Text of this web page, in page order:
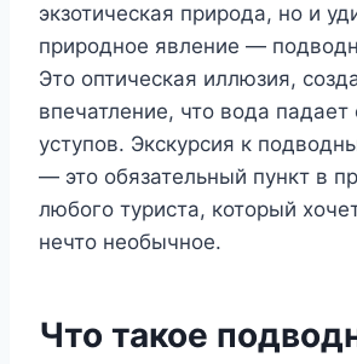
экзотическая природа, но и
природное явление —
Это оптическая иллюзия,
впечатление, что вода
уступов. Экскурсия к
— это обязательный пункт в
любого туриста, который
нечто необычное.
Что такое